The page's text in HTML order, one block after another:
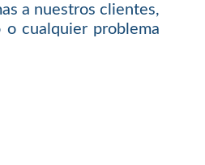
a nuestros clientes,
cualquier problema